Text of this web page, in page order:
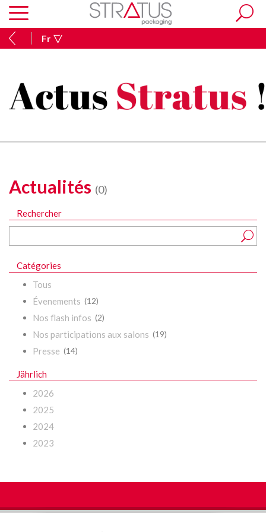
Fr
Actualités (0)
Rechercher
Catégories
Tous
Évenements (12)
Nos flash infos (2)
Nos participations aux salons (19)
Presse (14)
Jährlich
2026
2025
2024
2023